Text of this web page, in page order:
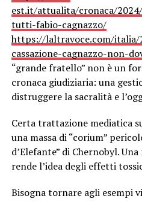
est.it/attualita/cronaca/
tutti-fabio-cagnazzo/
https://laltravoce.com/italia/
cassazione-cagnazzo-non-
“grande fratello” non è un
cronaca giudiziaria: una
distruggere la sacralità e
Certa trattazione mediatica
una massa di “corium”
d’Elefante” di Chernobyl.
rende l’idea degli effetti
Bisogna tornare agli esempi